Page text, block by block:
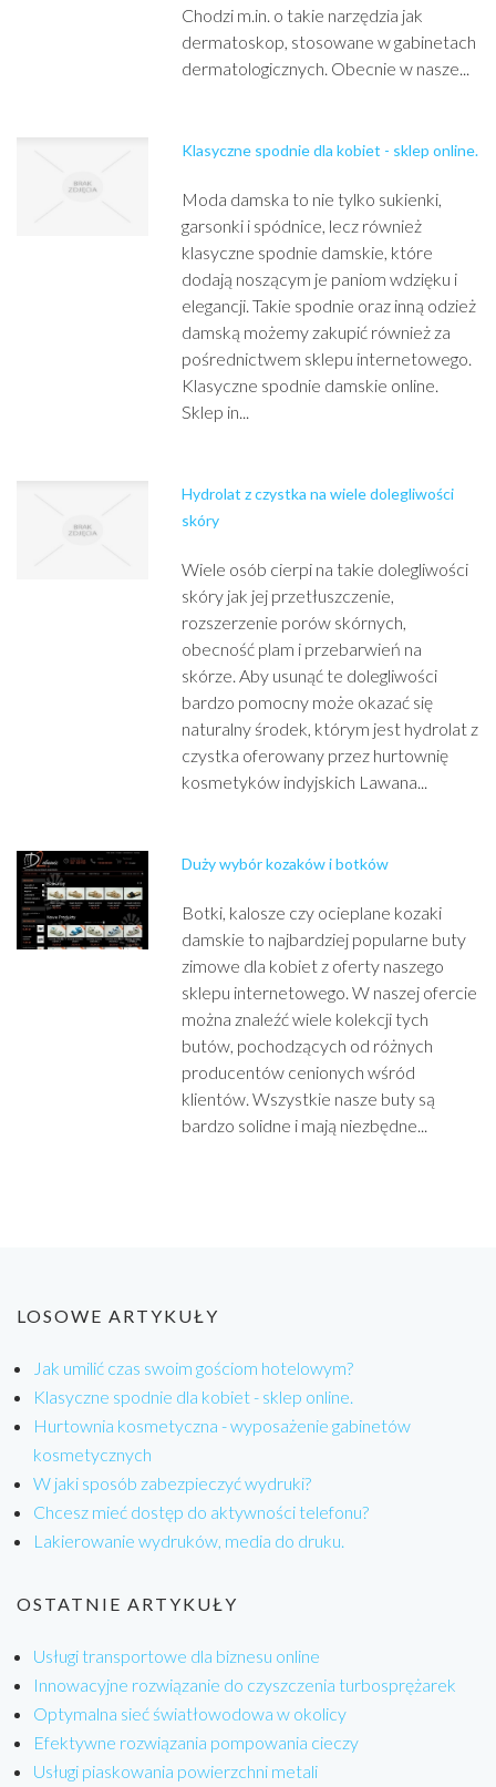
Chodzi m.in. o takie narzędzia jak
dermatoskop, stosowane w gabinetach
dermatologicznych. Obecnie w nasze...
Klasyczne spodnie dla kobiet - sklep online.
Moda damska to nie tylko sukienki,
garsonki i spódnice, lecz również
klasyczne spodnie damskie, które
dodają noszącym je paniom wdzięku i
elegancji. Takie spodnie oraz inną odzież
damską możemy zakupić również za
pośrednictwem sklepu internetowego.
Klasyczne spodnie damskie online.
Sklep in...
Hydrolat z czystka na wiele dolegliwości
skóry
Wiele osób cierpi na takie dolegliwości
skóry jak jej przetłuszczenie,
rozszerzenie porów skórnych,
obecność plam i przebarwień na
skórze. Aby usunąć te dolegliwości
bardzo pomocny może okazać się
naturalny środek, którym jest hydrolat z
czystka oferowany przez hurtownię
kosmetyków indyjskich Lawana...
Duży wybór kozaków i botków
Botki, kalosze czy ocieplane kozaki
damskie to najbardziej popularne buty
zimowe dla kobiet z oferty naszego
sklepu internetowego. W naszej ofercie
można znaleźć wiele kolekcji tych
butów, pochodzących od różnych
producentów cenionych wśród
klientów. Wszystkie nasze buty są
bardzo solidne i mają niezbędne...
LOSOWE ARTYKUŁY
Jak umilić czas swoim gościom hotelowym?
Klasyczne spodnie dla kobiet - sklep online.
Hurtownia kosmetyczna - wyposażenie gabinetów
kosmetycznych
W jaki sposób zabezpieczyć wydruki?
Chcesz mieć dostęp do aktywności telefonu?
Lakierowanie wydruków, media do druku.
OSTATNIE ARTYKUŁY
Usługi transportowe dla biznesu online
Innowacyjne rozwiązanie do czyszczenia turbosprężarek
Optymalna sieć światłowodowa w okolicy
Efektywne rozwiązania pompowania cieczy
Usługi piaskowania powierzchni metali